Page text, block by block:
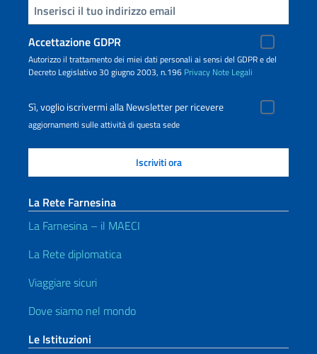
Inserisci la tua email
Accettazione GDPR
Autorizzo il trattamento dei miei dati personali ai sensi del GDPR e del
Decreto Legislativo 30 giugno 2003, n.196 Privacy Note Legali
Sì, voglio iscrivermi alla Newsletter per ricevere
aggiornamenti sulle attività di questa sede
La Rete Farnesina
La Farnesina – il MAECI
La Rete diplomatica
Viaggiare sicuri
Dove siamo nel mondo
Le Istituzioni